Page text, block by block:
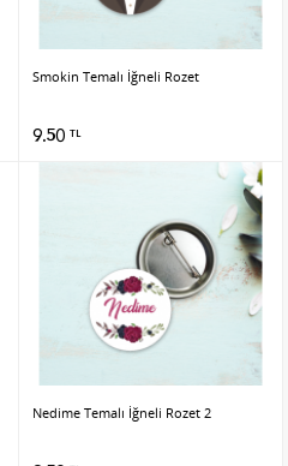
Smokin Temalı İğneli Rozet
9.50 TL
Nedime Temalı İğneli Rozet 2